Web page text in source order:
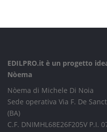
EDILPRO.it è un progetto
Nòema
Nòema di Michele Di Noia
Sede operativa Via F. De
(BA)
C.F. DNIMHL68E26F205V P.I.